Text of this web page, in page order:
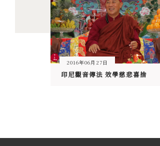
2016年06月27日
印尼觀音傳法 效學慈悲喜捨